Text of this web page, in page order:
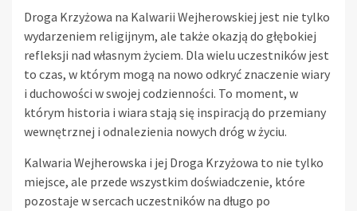
Droga Krzyżowa na Kalwarii Wejherowskiej jest nie tylko
wydarzeniem religijnym, ale także okazją do głębokiej
refleksji nad własnym życiem. Dla wielu uczestników jest
to czas, w którym mogą na nowo odkryć znaczenie wiary
i duchowości w swojej codzienności. To moment, w
którym historia i wiara stają się inspiracją do przemiany
wewnętrznej i odnalezienia nowych dróg w życiu.
Kalwaria Wejherowska i jej Droga Krzyżowa to nie tylko
miejsce, ale przede wszystkim doświadczenie, które
pozostaje w sercach uczestników na długo po